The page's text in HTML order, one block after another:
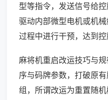
型等指令，发送信号给
驱动内部微型电机或机
过程中进行干预，达到控
麻将机重启改运技巧与
序与码牌参数，打破原
组，所谓改运为重置随